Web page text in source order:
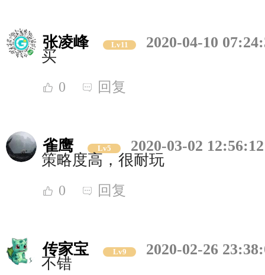
张凌峰 Lv11
2020-04-10
买
0 回复
雀鹰 Lv5
2020-03-02 12:56:12
策略度高，很耐玩
0 回复
传家宝 Lv9
2020-02-26
不错